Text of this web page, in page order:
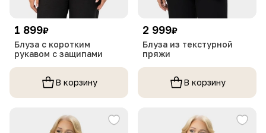
1 899₽
Блуза с коротким
рукавом с защипами
В корзину
2 999₽
Блуза из текстурной
пряжи
В корзину